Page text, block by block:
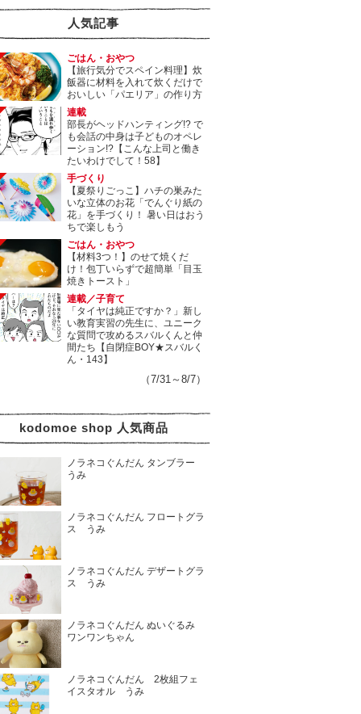
人気記事
ごはん・おやつ
【旅行気分でスペイン料理】炊
飯器に材料を入れて炊くだけで
おいしい「パエリア」の作り方
連載
部長がヘッドハンティング!? で
も会話の中身は子どものオペレ
ーション!?【こんな上司と働き
たいわけでして！58】
手づくり
【夏祭りごっこ】ハチの巣みた
いな立体のお花「でんぐり紙の
花」を手づくり！ 暑い日はおう
ちで楽しもう
ごはん・おやつ
【材料3つ！】のせて焼くだ
け！包丁いらずで超簡単「目玉
焼きトースト」
連載／子育て
「タイヤは純正ですか？」新し
い教育実習の先生に、ユニーク
な質問で攻めるスバルくんと仲
間たち【自閉症BOY★スバルく
ん・143】
（7/31～8/7）
kodomoe shop 人気商品
ノラネコぐんだん タンブラー
うみ
ノラネコぐんだん フロートグラ
ス うみ
ノラネコぐんだん デザートグラ
ス うみ
ノラネコぐんだん ぬいぐるみ
ワンワンちゃん
ノラネコぐんだん 2枚組フェ
イスタオル うみ